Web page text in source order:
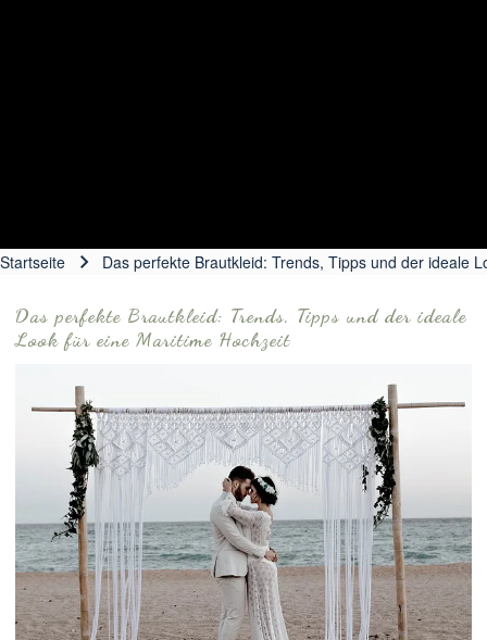
Startseite Das perfekte Brautkleid: Trends, Tipps und der ideale
Das perfekte Brautkleid: Trends, Tipps und der ideale
Look für eine Maritime Hochzeit